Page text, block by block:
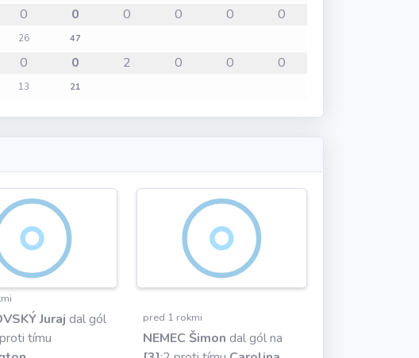
0 0 0 0 0 0
26 47
0 0 2 0 0 0
13 21
Juraj dal gól
tímu
pred 1 rokmi
NEMEC Šimon dal gól na